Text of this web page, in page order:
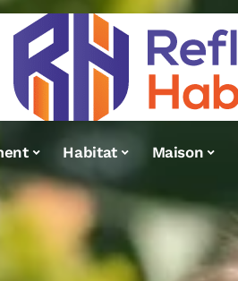
Habitat Maison